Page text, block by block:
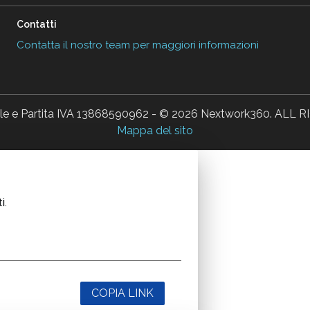
Contatti
Contatta il nostro team per maggiori informazioni
e Partita IVA 13868590962 - © 2026 Nextwork360. ALL
Mappa del sito
COPIA LINK